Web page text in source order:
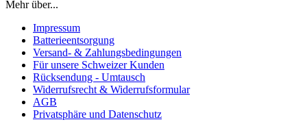
Mehr über...
Impressum
Batterieentsorgung
Versand- & Zahlungsbedingungen
Für unsere Schweizer Kunden
Rücksendung - Umtausch
Widerrufsrecht & Widerrufsformular
AGB
Privatsphäre und Datenschutz